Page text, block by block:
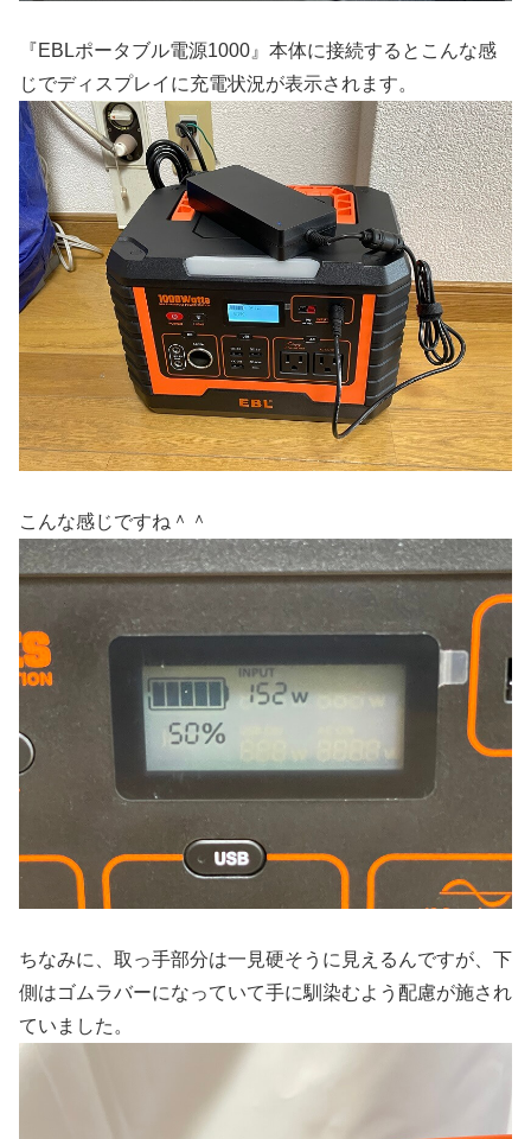
『EBLポータブル電源1000』本体に接続するとこんな感
じでディスプレイに充電状況が表示されます。
こんな感じですね＾＾
ちなみに、取っ手部分は一見硬そうに見えるんですが、下
側はゴムラバーになっていて手に馴染むよう配慮が施され
ていました。